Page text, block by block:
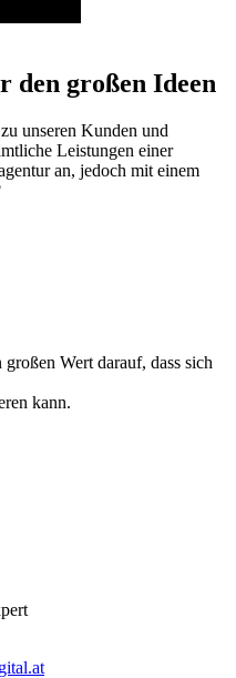
den großen Ideen
unseren Kunden und
Leistungen einer
an, jedoch mit einem
Wert darauf, dass sich
kann.